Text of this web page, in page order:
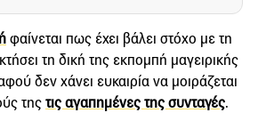
φαίνεται πως έχει βάλει στόχο με τη
τη δική της εκπομπή μαγειρικής
δεν χάνει ευκαιρία να μοιράζεται
τηςτις αγαπημένες της συνταγές.